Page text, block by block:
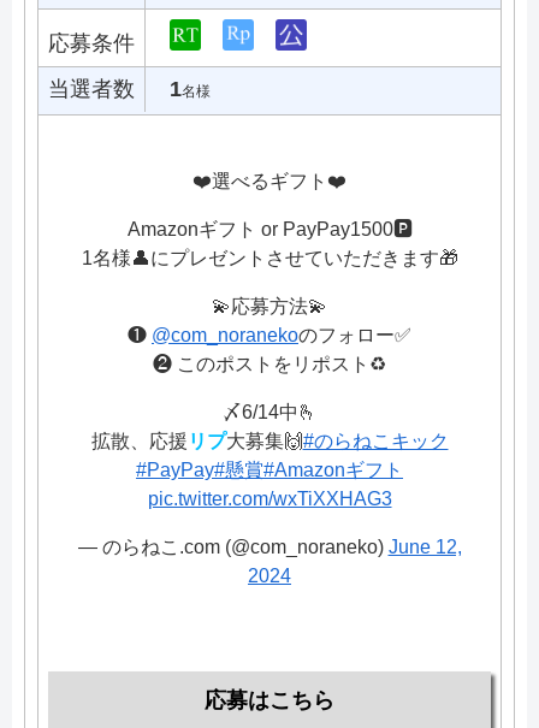
応募条件
当選者数
1名様
❤️選べるギフト❤️
Amazonギフト or PayPay1500🅿️
1名様👤にプレゼントさせていただきます🎁
💫応募方法💫
❶ @com_noranekoのフォロー✅
❷ このポストをリポスト♻️
〆6/14中🫰
拡散、応援 リプ大募集🙌#のらねこキック
#PayPay#懸賞#Amazonギフト
pic.twitter.com/wxTiXXHAG3
— のらねこ.com (@com_noraneko) June 12,
2024
応募はこちら